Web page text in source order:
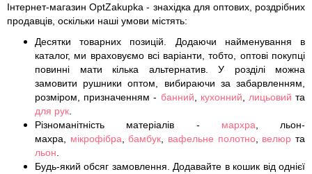
Інтернет-магазин OptZakupka - знахідка для оптових, роздрібних
продавців, оскільки наші умови містять:
Десятки товарних позицій. Додаючи найменування в
каталог, ми враховуємо всі варіанти, тобто, оптові покупці
повинні мати кілька альтернатив. У розділі можна
замовити рушники оптом, вибираючи за забарвленням,
розміром, призначенням - банний кухонний лицьовий та
для рук
Різноманітність матеріалів - мархра
льон-
махра, мікрофібра ,бамбук вафельне полотно, велюр та
льон
Будь-який обсяг замовлення. Додавайте в кошик від однієї